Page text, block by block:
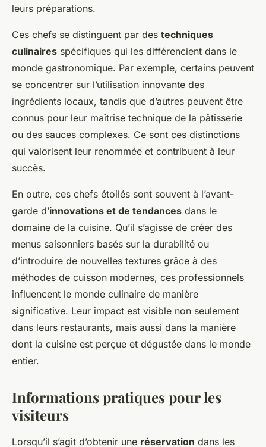
leurs préparations.
Ces chefs se distinguent par des techniques
culinaires spécifiques qui les différencient dans le
monde gastronomique. Par exemple, certains peuvent
se concentrer sur l’utilisation innovante des
ingrédients locaux, tandis que d’autres peuvent être
connus pour leur maîtrise technique de la pâtisserie
ou des sauces complexes. Ce sont ces distinctions
qui valorisent leur renommée et contribuent à leur
succès.
En outre, ces chefs étoilés sont souvent à l’avant-
garde d’innovations et de tendances dans le
domaine de la cuisine. Qu’il s’agisse de créer des
menus saisonniers basés sur la durabilité ou
d’introduire de nouvelles textures grâce à des
méthodes de cuisson modernes, ces professionnels
influencent le monde culinaire de manière
significative. Leur impact est visible non seulement
dans leurs restaurants, mais aussi dans la manière
dont la cuisine est perçue et dégustée dans le monde
entier.
Informations pratiques pour les
visiteurs
Lorsqu’il s’agit d’obtenir une réservation dans les